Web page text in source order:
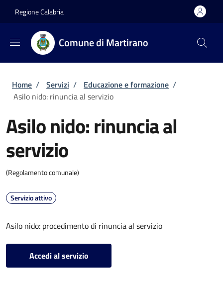
Regione Calabria
Comune di Martirano
Briciole di pane
Home / Servizi / Educazione e formazione /
Asilo nido: rinuncia al servizio
Asilo nido: rinuncia al
servizio
(Regolamento comunale)
Servizio attivo
Asilo nido: procedimento di rinuncia al servizio
Accedi al servizio